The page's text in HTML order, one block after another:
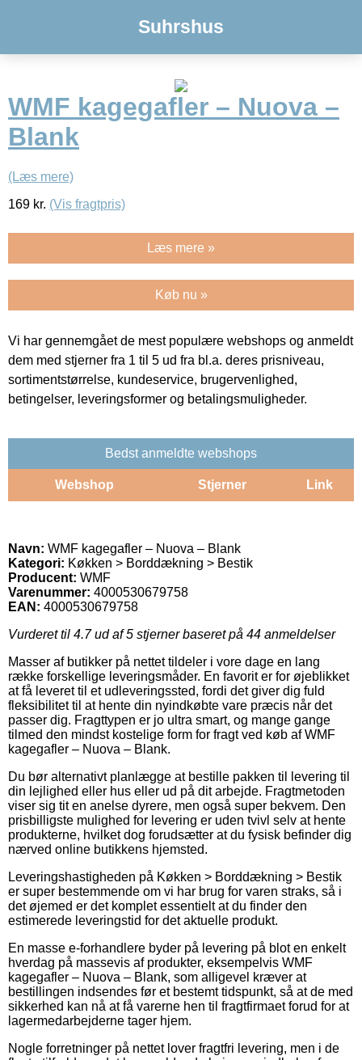
Suhrshus
WMF kagegafler – Nuova –
Blank
(Læs mere)
169 kr. (Vis fragtpris)
Læs mere »
Køb nu »
Vi har gennemgået de mest populære webshops og anmeldt
dem med stjerner fra 1 til 5 ud fra bl.a. deres prisniveau,
sortimentstørrelse, kundeservice, brugervenlighed,
betingelser, leveringsformer og betalingsmuligheder.
Bedst anmeldte webshops
Webshop Stjerner Link
Navn: WMF kagegafler – Nuova – Blank
Kategori: Køkken > Borddækning > Bestik
Producent: WMF
Varenummer: 4000530679758
EAN: 4000530679758
Vurderet til 4.7ud af 5 stjerner baseret på 44 anmeldelser
Masser af butikker på nettet tildeler i vore dage en lang
række forskellige leveringsmåder. En favorit er for øjeblikket
at få leveret til et udleveringssted, fordi det giver dig fuld
fleksibilitet til at hente din nyindkøbte vare præcis når det
passer dig. Fragttypen er jo ultra smart, og mange gange
tilmed den mindst kostelige form for fragt ved køb af WMF
kagegafler – Nuova – Blank.
Du bør alternativt planlægge at bestille pakken til levering til
din lejlighed eller hus eller ud på dit arbejde. Fragtmetoden
viser sig tit en anelse dyrere, men også super bekvem. Den
prisbilligste mulighed for levering er uden tvivl selv at hente
produkterne, hvilket dog forudsætter at du fysisk befinder dig
nærved online butikkens hjemsted.
Leveringshastigheden på Køkken > Borddækning > Bestik
er super bestemmende om vi har brug for varen straks, så i
det øjemed er det komplet essentielt at du finder den
estimerede leveringstid for det aktuelle produkt.
En masse e-forhandlere byder på levering på blot en enkelt
hverdag på massevis af produkter, eksempelvis WMF
kagegafler – Nuova – Blank, som alligevel kræver at
bestillingen indsendes før et bestemt tidspunkt, så at de med
sikkerhed kan nå at få varerne hen til fragtfirmaet forud for at
lagermedarbejderne tager hjem.
Nogle forretninger på nettet lover fragtfri levering, men i de